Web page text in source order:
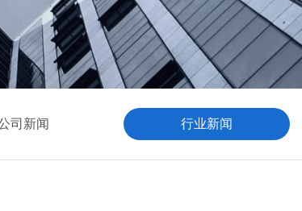
司新闻 行业新闻